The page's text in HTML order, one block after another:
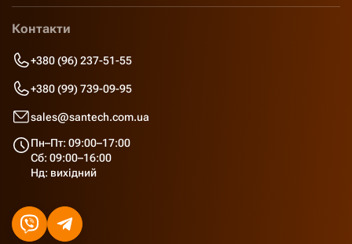
Контакти
+380 (96) 237-51-55
+380 (99) 739-09-95
sales@santech.com.ua
Пн–Пт: 09:00–17:00
Сб: 09:00–16:00
Нд: вихідний